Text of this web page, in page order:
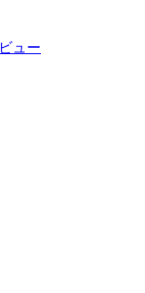
ュー